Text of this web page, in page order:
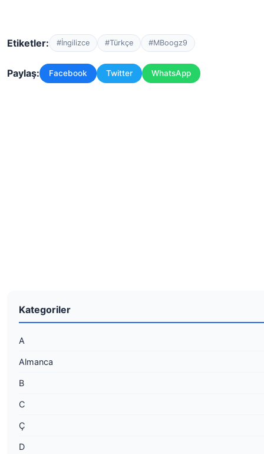
Etiketler: #İngilizce #Türkçe #MBoogz9
Paylaş: Facebook Twitter WhatsApp
Kategoriler
A
Almanca
B
C
Ç
D